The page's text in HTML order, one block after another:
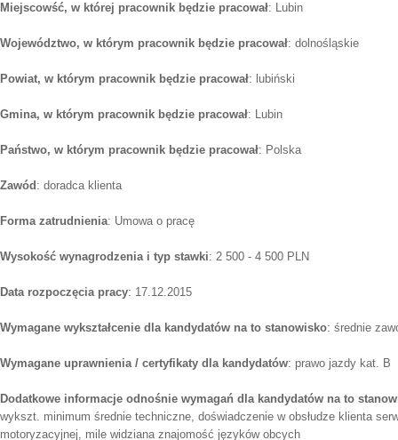
Miejscowść, w której pracownik będzie pracował: Lubin
Województwo, w którym pracownik będzie pracował: dolnośląskie
Powiat, w którym pracownik będzie pracował: lubiński
Gmina, w którym pracownik będzie pracował: Lubin
Państwo, w którym pracownik będzie pracował: Polska
Zawód : doradca klienta
Forma zatrudnienia: Umowa o pracę
Wysokość wynagrodzenia i typ stawki: 2 500 - 4 500 PLN
Data rozpoczęcia pracy: 17.12.2015
Wymagane wykształcenie dla kandydatów na to stanowisko: średnie
Wymagane uprawnienia / certyfikaty dla kandydatów: prawo jazdy kat. B
Dodatkowe informacje odnośnie wymagań dla kandydatów na to
wykszt. minimum średnie techniczne, doświadczenie w obsłudze klienta
motoryzacyjnej, mile widziana znajomość języków obcych